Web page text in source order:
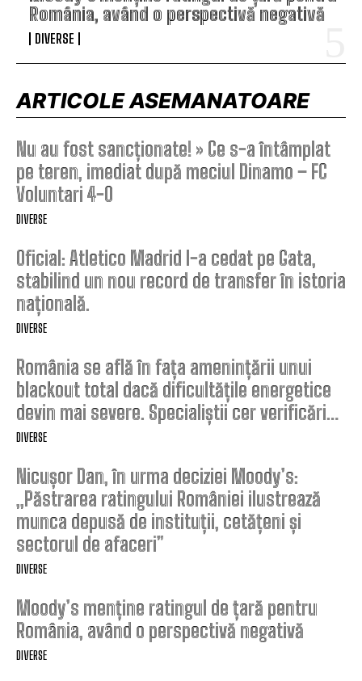
România, având o perspectivă negativă
DIVERSE
ARTICOLE ASEMANATOARE
Nu au fost sancționate! » Ce s-a întâmplat
pe teren, imediat după meciul Dinamo – FC
Voluntari 4-0
DIVERSE
Oficial: Atletico Madrid l-a cedat pe Gata,
stabilind un nou record de transfer în istoria
națională.
DIVERSE
România se află în fața amenințării unui
blackout total dacă dificultățile energetice
devin mai severe. Specialiștii cer verificări…
DIVERSE
Nicușor Dan, în urma deciziei Moody’s:
„Păstrarea ratingului României ilustrează
munca depusă de instituții, cetățeni și
sectorul de afaceri”
DIVERSE
Moody’s menține ratingul de țară pentru
România, având o perspectivă negativă
DIVERSE